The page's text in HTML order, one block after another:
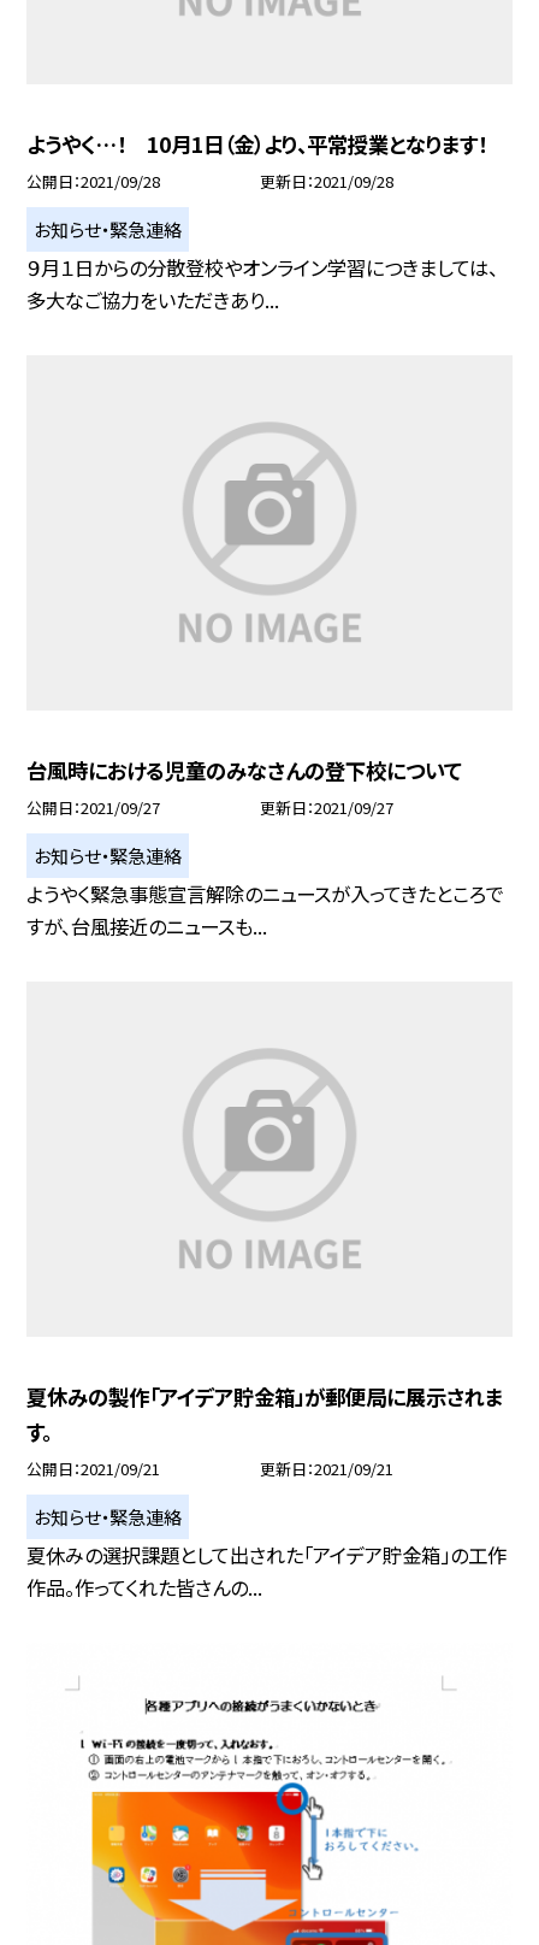
ようやく…！ 10月1日（金）より、平常授業となります！
公開日 2021/09/28 更新日 2021/09/28
お知らせ・緊急連絡
９月１日からの分散登校やオンライン学習につきましては、
多大なご協力をいただきあり...
台風時における児童のみなさんの登下校について
公開日 2021/09/27 更新日 2021/09/27
お知らせ・緊急連絡
ようやく緊急事態宣言解除のニュースが入ってきたところで
すが、台風接近のニュースも...
夏休みの製作「アイデア貯金箱」が郵便局に展示されま
す。
公開日 2021/09/21 更新日 2021/09/21
お知らせ・緊急連絡
夏休みの選択課題として出された「アイデア貯金箱」の工作
作品。作ってくれた皆さんの...